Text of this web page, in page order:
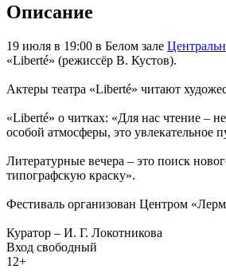
Описание
19 июля в 19:00 в Белом зале
«Liberté» (режиссёр В. Кустов).
Актеры театра «Liberté» читают
«Liberté» о читках: «Для нас чтение –
особой атмосферы, это увлекательное
Литературные вечера – это поиск
типографскую краску».
Фестиваль организован Центром
Куратор – И. Г. Локотникова
Вход свободный
12+